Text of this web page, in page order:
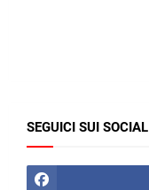
SEGUICI SUI SOCIAL